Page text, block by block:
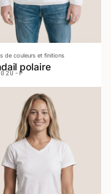
de couleurs et finitions
polaire
02U-P